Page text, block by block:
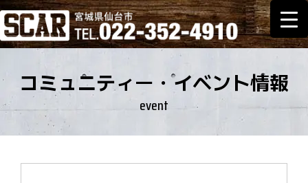
コミュニティー・イベント情報
event